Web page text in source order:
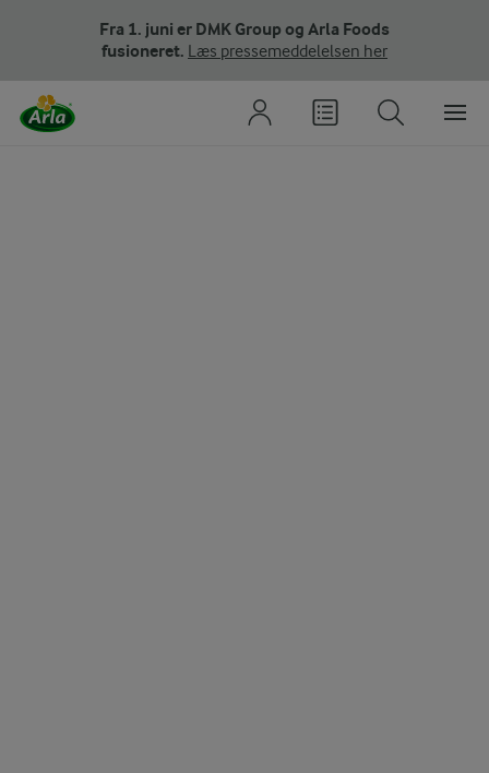
Fra 1. juni er DMK Group og Arla Foods
fusioneret. Læs pressemeddelelsen her